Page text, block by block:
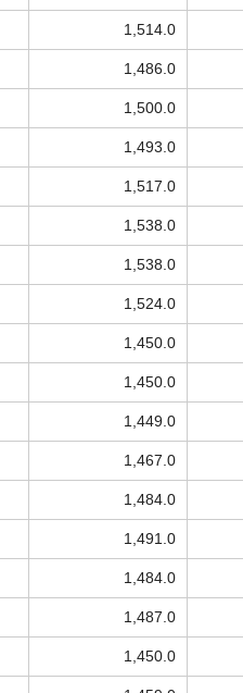
1,514.0
1,486.0
1,500.0
1,493.0
1,517.0
1,538.0
1,538.0
1,524.0
1,450.0
1,450.0
1,449.0
1,467.0
1,484.0
1,491.0
1,484.0
1,487.0
1,450.0